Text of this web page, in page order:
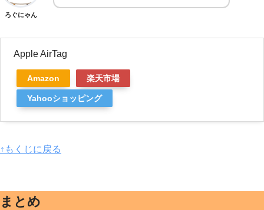
ろぐにゃん
Apple AirTag
Amazon 楽天市場
Yahooショッピング
↑もくじに戻る
まとめ